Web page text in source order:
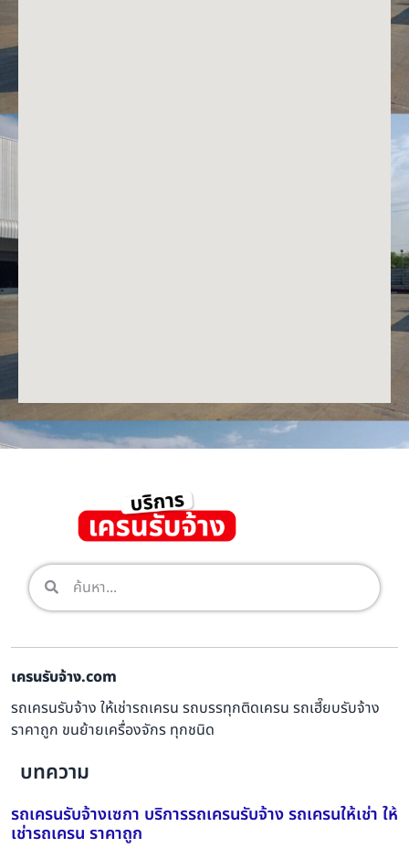
เครนรับจ้าง.com
รถเครนรับจ้าง ให้เช่ารถเครน รถบรรทุกติดเครน รถเฮี๊ยบรับจ้าง
ราคาถูก ขนย้ายเครื่องจักร ทุกชนิด
บทความ
รถเครนรับจ้างเซกา บริการรถเครนรับจ้าง รถเครนให้เช่า ให้
เช่ารถเครน ราคาถูก